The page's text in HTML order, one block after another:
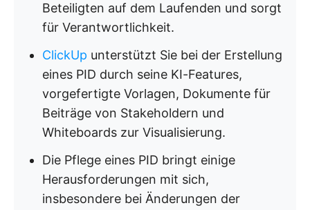
Beteiligten auf dem Laufenden und sorgt
für Verantwortlichkeit.
ClickUp unterstützt Sie bei der Erstellung
eines PID durch seine KI-Features,
vorgefertigte Vorlagen, Dokumente für
Beiträge von Stakeholdern und
Whiteboards zur Visualisierung.
Die Pflege eines PID bringt einige
Herausforderungen mit sich,
insbesondere bei Änderungen der